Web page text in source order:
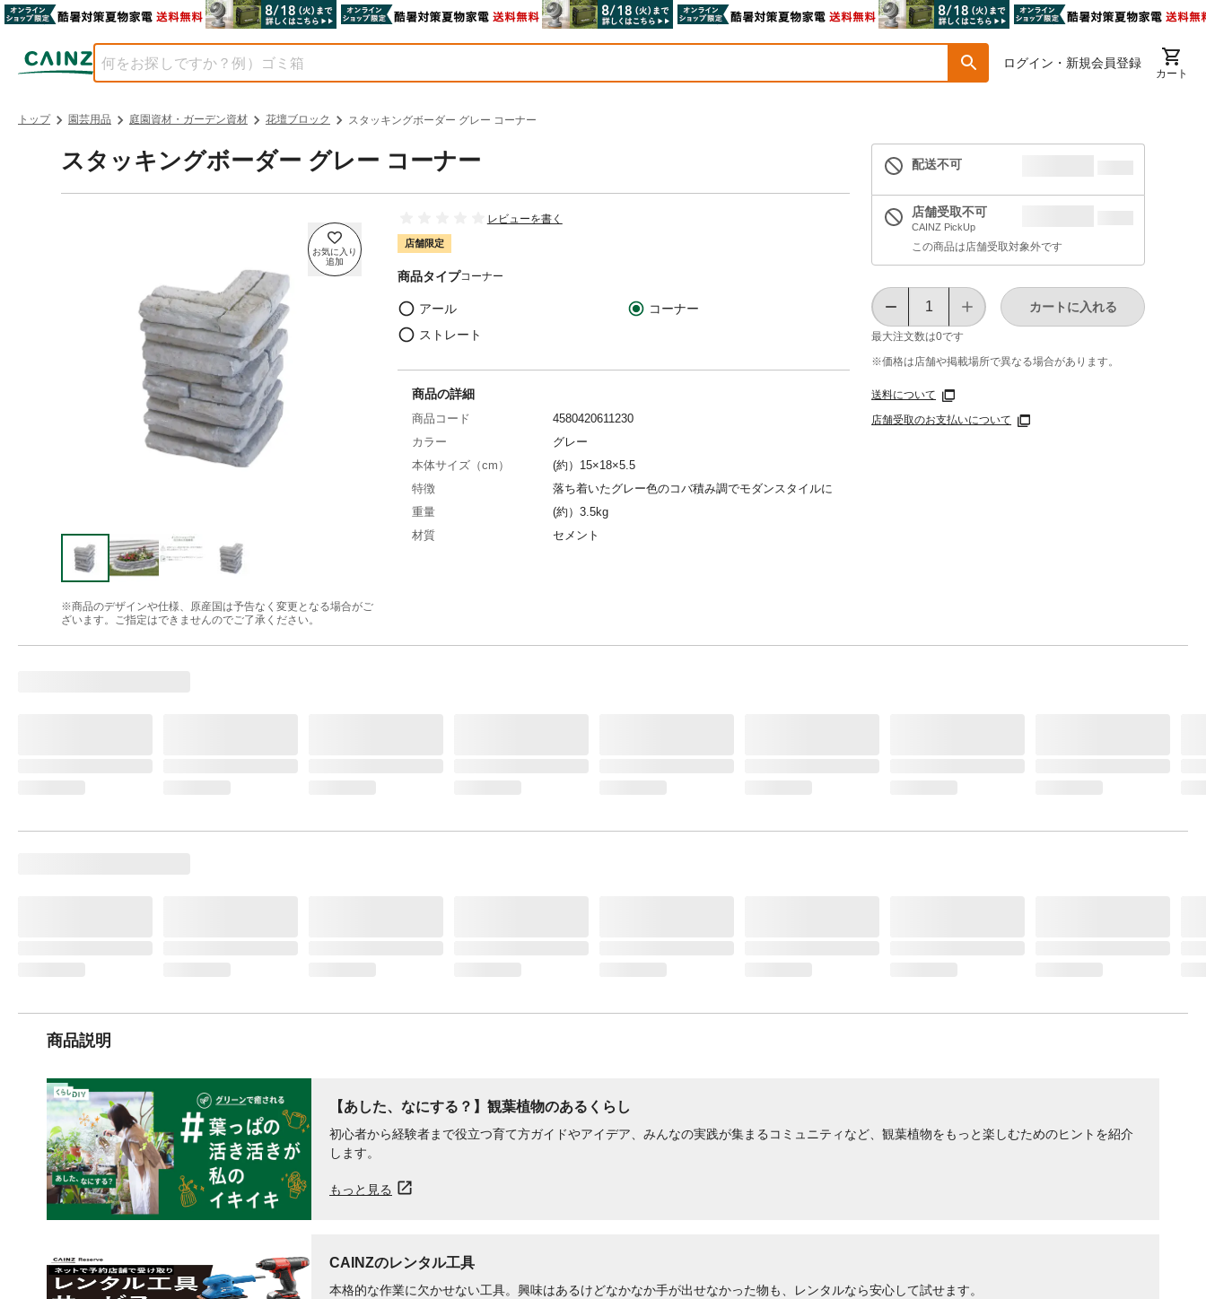
ログイン・新規会員登録
カート
トップ 園芸用品 庭園資材・ガーデン資材 花壇ブロック スタッキングボーダー グレー コーナー
スタッキングボーダー グレー コーナー
※商品のデザインや仕様、原産国は予告なく変更となる場合がご
ざいます。ご指定はできませんのでご了承ください。
レビューを書く
店舗限定
商品タイプコーナー
アール
コーナー
ストレート
配送不可
店舗受取不可
CAINZ PickUp
この商品は店舗受取対象外です
最大注文数は0です
カートに入れる
※価格は​店舗や​掲載場所で​異なる​場合が​あります。
送料について
店舗受取のお支払いについて
商品の詳細
商品コード
4580420611230
カラー
グレー
本体サイズ（cm）
(約）15×18×5.5
特徴
落ち着いたグレー色のコバ積み調でモダンスタイルに
重量
(約）3.5kg
材質
セメント
商品説明
【あした、なにする？】観葉植物のあるくらし
初心者から経験者まで役立つ育て方ガイドやアイデア、みんなの実践が集まるコミュニティなど、観葉植物をもっと楽しむためのヒントを紹介
します。
もっと見る
CAINZのレンタル工具
本格的な作業に欠かせない工具。興味はあるけどなかなか手が出せなかった物も、レンタルなら安心して試せます。